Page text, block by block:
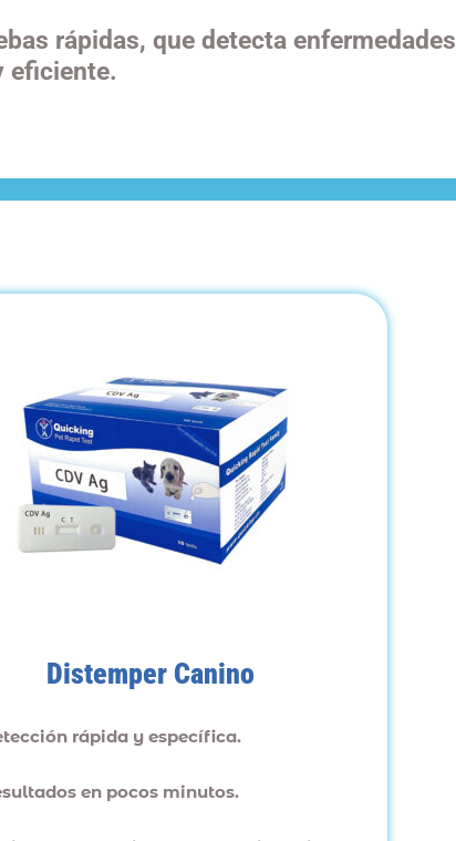
rápidas, que detecta enfermedades
eficiente.
Distemper Canino
rápida y específica.
en pocos minutos.